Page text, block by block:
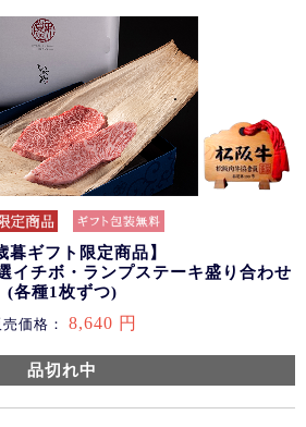
暮ギフト限定商品】
イチボ・ランプステーキ盛り合わせ
(各種1枚ずつ)
価格： 8,640 円
品切れ中